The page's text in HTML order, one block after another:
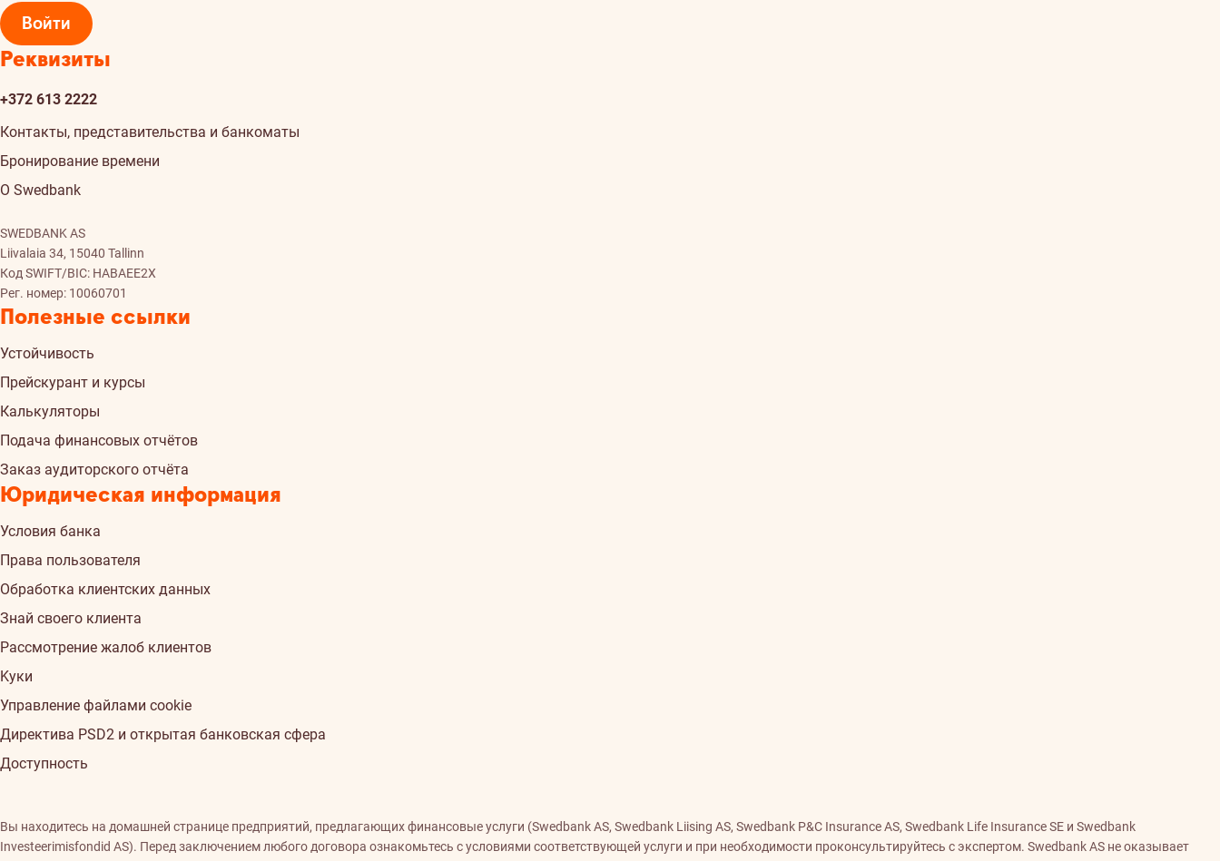
Войти
Реквизиты
+372 613 2222
Контакты, представительства и банкоматы
Бронирование времени
О Swedbank
SWEDBANK AS
Liivalaia 34, 15040 Tallinn
Код SWIFT/BIC: HABAEE2X
Рег. номер: 10060701
Полезные ссылки
Устойчивость
Прейскурант и курсы
Калькуляторы
Подача финансовых отчётов
Заказ аудиторского отчёта
Юридическая информация
Условия банка
Права пользователя
Обработка клиентских данных
Знай своего клиента
Рассмотрение жалоб клиентов
Kуки
Управление файлами cookie
Директива PSD2 и открытая банковская сфера
Доступность
Вы находитесь на домашней странице предприятий, предлагающих финансовые услуги (Swedbank AS, Swedbank Liising AS, Swedbank P&C Insurance AS, Swedbank Life Insurance SE и Swedbank
Investeerimisfondid AS). Перед заключением любого договора ознакомьтесь с условиями соответствующей услуги и при необходимости проконсультируйтесь с экспертом. Swedbank AS не оказывает